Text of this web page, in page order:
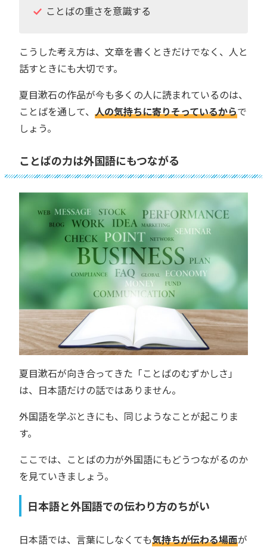
ことばの重さを意識する
こうした考え方は、文章を書くときだけでなく、人と
話すときにも大切です。
夏目漱石の作品が今も多くの人に読まれているのは、
ことばを通して、 人の気持ちに寄りそっているからで
しょう。
ことばの力は外国語にもつながる
夏目漱石が向き合ってきた「ことばのむずかしさ」
は、日本語だけの話ではありません。
外国語を学ぶときにも、同じようなことが起こりま
す。
ここでは、ことばの力が外国語にもどうつながるのか
を見ていきましょう。
日本語と外国語での伝わり方のちがい
日本語では、言葉にしなくても気持ちが伝わる場面が